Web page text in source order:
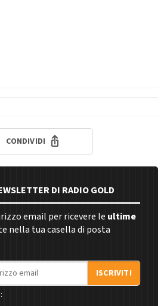
CONDIVIDI
DI RADIO GOLD
email per ricevere le ultime
nella tua casella di posta
ISCRIVITI